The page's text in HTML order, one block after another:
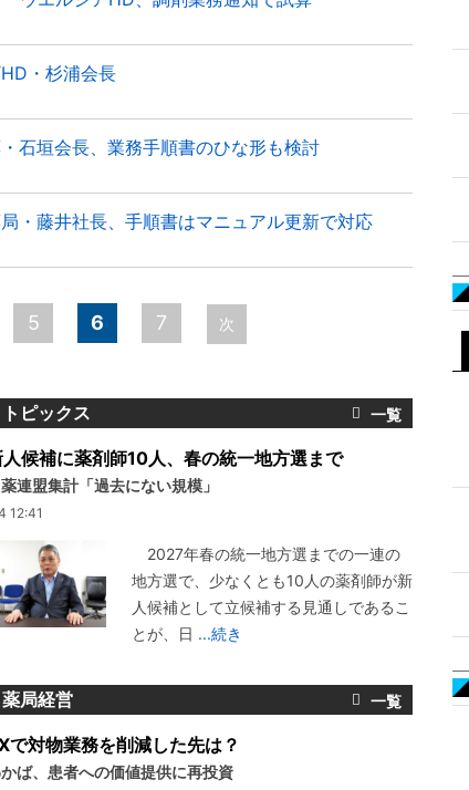
・杉浦会長
垣会長、業務手順書のひな形も検討
藤井社長、手順書はマニュアル更新で対応
5 6 7 次
トピックス
候補に薬剤師10人、春の統一地方選まで
連盟集計「過去にない規模」
12:41
2027年春の統一地方選までの一連の
地方選で、少なくとも10人の薬剤師が新
人候補として立候補する見通しであるこ
とが、日 ...続き
薬局経営
で対物業務を削減した先は？
ば、患者への価値提供に再投資